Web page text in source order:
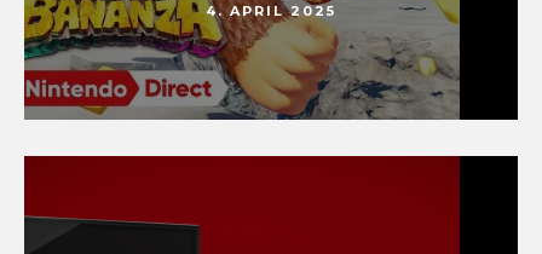
4. APRIL 2025